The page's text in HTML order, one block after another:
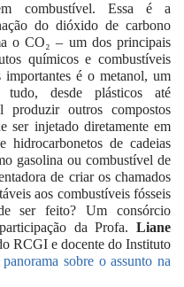
combustível. Essa é a
do dióxido de carbono
o CO₂ – um dos principais
químicos e combustíveis
é o metanol, um
desde plásticos até
produzir outros compostos
ser injetado diretamente em
hidrocarbonetos de cadeias
gasolina ou combustível de
de criar os chamados
aos combustíveis fósseis
ser feito? Um consórcio
da Profa. Liane
RCGI e docente do Instituto
panorama sobre o assunto na